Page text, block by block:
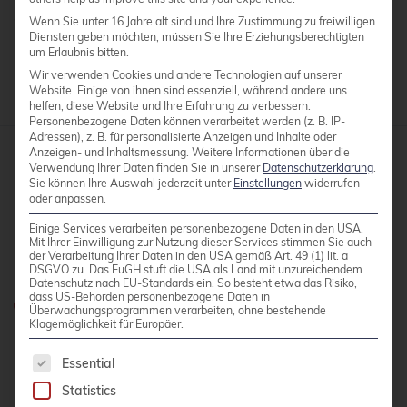
download on theproject page .
credativ GmbH
Hennes-Weisweiler-Allee 23
41179 Mönchengladbach
Meet us
Do you have any questions?
0800 credati(v)
+49 2161 9174200
Wenn Sie unter 16 Jahre alt sind und Ihre Zustimmung zu freiwilligen
Diensten geben möchten, müssen Sie Ihre Erziehungsberechtigten
um Erlaubnis bitten.
Wir verwenden Cookies und andere Technologien auf unserer
Website. Einige von ihnen sind essenziell, während andere uns
helfen, diese Website und Ihre Erfahrung zu verbessern.
Personenbezogene Daten können verarbeitet werden (z. B. IP-
Adressen), z. B. für personalisierte Anzeigen und Inhalte oder
Anzeigen- und Inhaltsmessung. Weitere Informationen über die
Verwendung Ihrer Daten finden Sie in unserer Datenschutzerklärung
Sie können Ihre Auswahl jederzeit unter Einstellungen widerrufen
oder anpassen.
Einige Services verarbeiten personenbezogene Daten in den USA.
Mit Ihrer Einwilligung zur Nutzung dieser Services stimmen Sie auch
der Verarbeitung Ihrer Daten in den USA gemäß Art. 49 (1) lit. a
DSGVO zu. Das EuGH stuft die USA als Land mit unzureichendem
Datenschutz nach EU-Standards ein. So besteht etwa das Risiko,
dass US-Behörden personenbezogene Daten in
Überwachungsprogrammen verarbeiten, ohne bestehende
Klagemöglichkeit für Europäer.
The following is a list of service groups for
Essential
Statistics